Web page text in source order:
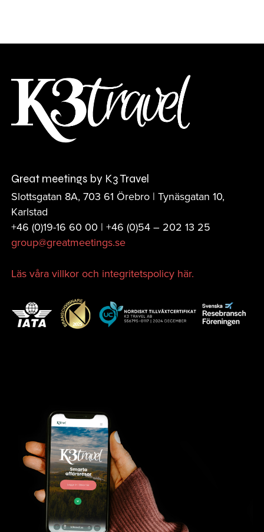
Great meetings by K3 Travel
Slottsgatan 8A, 703 61 Örebro | Tynäsgatan 10,
Karlstad
+46 (0)19-16 60 00 | +46 (0)54 – 202 13 25
group@greatmeetings.se
Läs våra villkor och integritetspolicy här.